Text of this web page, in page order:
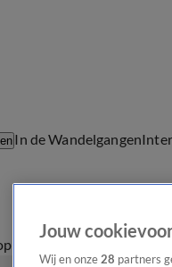
In de Wandelgangen
Jouw
Wij en onze 28 partners